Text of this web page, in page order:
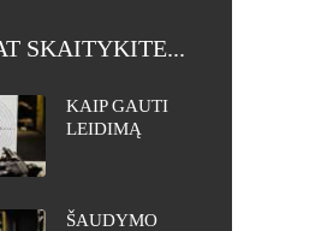
SKAITYKITE...
KAIP GAUTI
LEIDIMĄ
ŠAUDYMO